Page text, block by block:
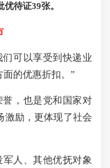
待证39张。
可以享受到快递业
的优惠折扣。”
，也是党和国家对
激励，更体现了社会
人、其他优抚对象